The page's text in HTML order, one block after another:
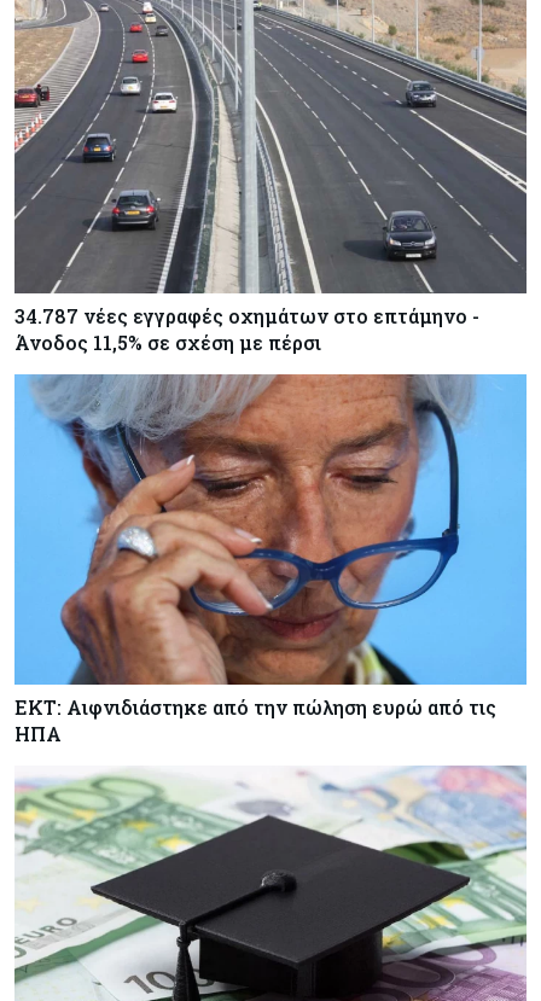
34.787 νέες εγγραφές οχημάτων στο επτάμηνο -
Άνοδος 11,5% σε σχέση με πέρσι
ΕΚΤ: Αιφνιδιάστηκε από την πώληση ευρώ από τις
ΗΠΑ